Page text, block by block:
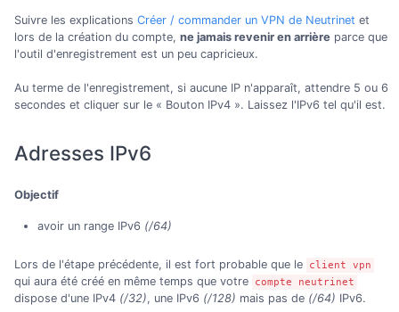
Suivre les explications Créer / commander un VPN de Neutrinet et
lors de la création du compte, ne jamais revenir en arrière parce que
l'outil d'enregistrement est un peu capricieux.
Au terme de l'enregistrement, si aucune IP n'apparaît, attendre 5 ou 6
secondes et cliquer sur le « Bouton IPv4 ». Laissez l'IPv6 tel qu'il est.
Adresses IPv6
Objectif
avoir un range IPv6 (/64)
Lors de l'étape précédente, il est fort probable que le client vpn
qui aura été créé en même temps que votre compte neutrinet
dispose d'une IPv4 (/32), une IPv6 (/128) mais pas de (/64) IPv6.